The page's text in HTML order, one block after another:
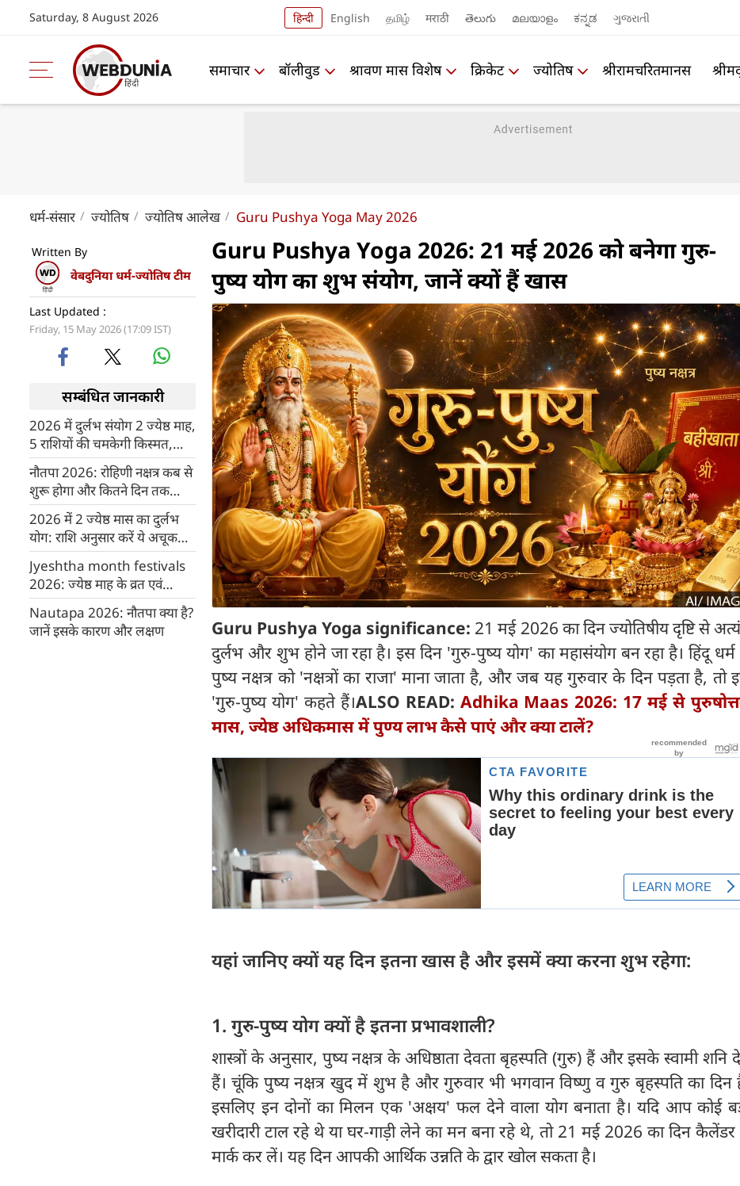
Saturday, 8 August 2026 हिन्दी English தமிழ் मराठी తెలుగు മലയാളം ಕನ್ನಡ ગુજરાતી
समाचार बॉलीवुड श्रावण मास विशेष क्रिकेट ज्योतिष श्रीरामचरितमानस
धर्म-संसार ज्योतिष ज्योतिष आलेख Guru Pushya Yoga May 2026
Written By
वेबदुनिया धर्म-ज्योतिष टीम
Last Updated :
Friday, 15 May 2026 (17:09 IST)
सम्बंधित जानकारी
2026 में दुर्लभ संयोग 2 ज्येष्ठ माह,
5 राशियों की चमकेगी किस्मत,
भारत में होंगी 3 बड़ी घटनाएं
नौतपा 2026: रोहिणी नक्षत्र कब से
शुरू होगा और कितने दिन तक
रहेगा? जानिए पूरी जानकारी
2026 में 2 ज्येष्ठ मास का दुर्लभ
योग: राशि अनुसार करें ये अचूक
उपाय, मिलेगा बड़ा लाभ
Jyeshtha month festivals
2026: ज्येष्ठ माह के व्रत एवं
त्योहार की लिस्ट
Nautapa 2026: नौतपा क्या है?
जानें इसके कारण और लक्षण
Guru Pushya Yoga 2026: 21 मई 2026 को बनेगा गुरु-
पुष्य योग का शुभ संयोग, जानें क्यों हैं खास
Guru Pushya Yoga significance: 21 मई 2026 का दिन ज्योतिषीय दृष्टि से
दुर्लभ और शुभ होने जा रहा है। इस दिन 'गुरु-पुष्य योग' का महासंयोग बन रहा है। हिंदू
पुष्य नक्षत्र को 'नक्षत्रों का राजा' माना जाता है, और जब यह गुरुवार के दिन पड़ता है, तो
'गुरु-पुष्य योग' कहते हैं।ALSO READ: Adhika Maas 2026: 17 मई से
मास, ज्येष्ठ अधिकमास में पुण्य लाभ कैसे पाएं और क्या टालें?
यहां जानिए क्यों यह दिन इतना खास है और इसमें क्या करना शुभ रहेगा:
1. गुरु-पुष्य योग क्यों है इतना प्रभावशाली?
शास्त्रों के अनुसार, पुष्य नक्षत्र के अधिष्ठाता देवता बृहस्पति (गुरु) हैं और इसके स्वामी शनि
हैं। चूंकि पुष्य नक्षत्र खुद में शुभ है और गुरुवार भी भगवान विष्णु व गुरु बृहस्पति का दिन
इसलिए इन दोनों का मिलन एक 'अक्षय' फल देने वाला योग बनाता है। यदि आप कोई
खरीदारी टाल रहे थे या घर-गाड़ी लेने का मन बना रहे थे, तो 21 मई 2026 का दिन
मार्क कर लें। यह दिन आपकी आर्थिक उन्नति के द्वार खोल सकता है।